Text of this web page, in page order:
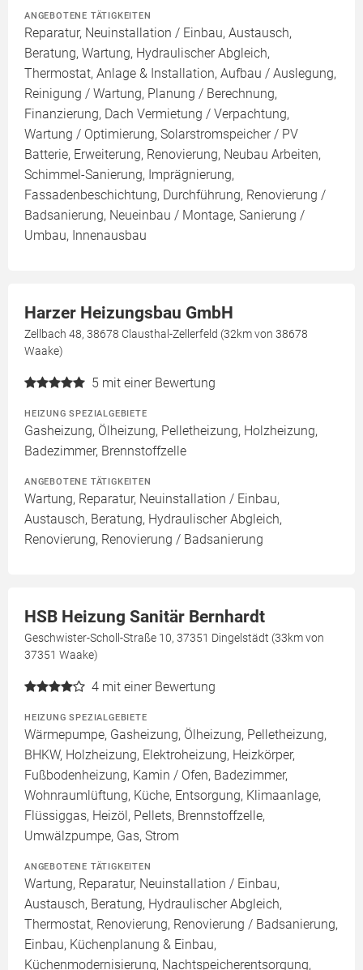
ANGEBOTENE TÄTIGKEITEN
Reparatur, Neuinstallation / Einbau, Austausch,
Beratung, Wartung, Hydraulischer Abgleich,
Thermostat, Anlage & Installation, Aufbau / Auslegung,
Reinigung / Wartung, Planung / Berechnung,
Finanzierung, Dach Vermietung / Verpachtung,
Wartung / Optimierung, Solarstromspeicher / PV
Batterie, Erweiterung, Renovierung, Neubau Arbeiten,
Schimmel-Sanierung, Imprägnierung,
Fassadenbeschichtung, Durchführung, Renovierung /
Badsanierung, Neueinbau / Montage, Sanierung /
Umbau, Innenausbau
Harzer Heizungsbau GmbH
Zellbach 48, 38678 Clausthal-Zellerfeld (32km von 38678
Waake)
5 mit einer Bewertung
HEIZUNG SPEZIALGEBIETE
Gasheizung, Ölheizung, Pelletheizung, Holzheizung,
Badezimmer, Brennstoffzelle
ANGEBOTENE TÄTIGKEITEN
Wartung, Reparatur, Neuinstallation / Einbau,
Austausch, Beratung, Hydraulischer Abgleich,
Renovierung, Renovierung / Badsanierung
HSB Heizung Sanitär Bernhardt
Geschwister-Scholl-Straße 10, 37351 Dingelstädt (33km von
37351 Waake)
4 mit einer Bewertung
HEIZUNG SPEZIALGEBIETE
Wärmepumpe, Gasheizung, Ölheizung, Pelletheizung,
BHKW, Holzheizung, Elektroheizung, Heizkörper,
Fußbodenheizung, Kamin / Ofen, Badezimmer,
Wohnraumlüftung, Küche, Entsorgung, Klimaanlage,
Flüssiggas, Heizöl, Pellets, Brennstoffzelle,
Umwälzpumpe, Gas, Strom
ANGEBOTENE TÄTIGKEITEN
Wartung, Reparatur, Neuinstallation / Einbau,
Austausch, Beratung, Hydraulischer Abgleich,
Thermostat, Renovierung, Renovierung / Badsanierung,
Einbau, Küchenplanung & Einbau,
Küchenmodernisierung, Nachtspeicherentsorgung,